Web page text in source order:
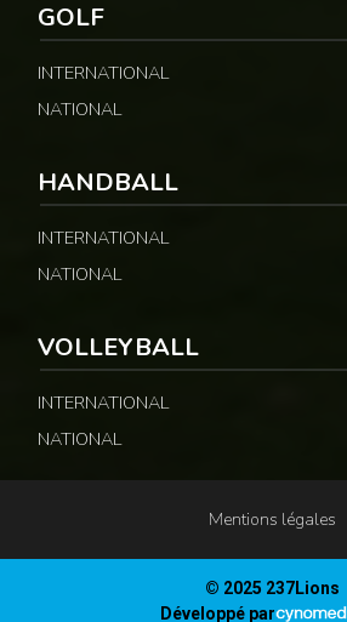
GOLF
INTERNATIONAL
NATIONAL
HANDBALL
INTERNATIONAL
NATIONAL
VOLLEYBALL
INTERNATIONAL
NATIONAL
Mentions légales
© 2025 237Lions
Développé par